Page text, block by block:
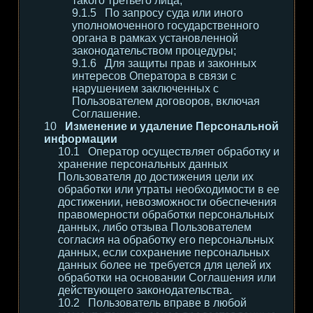
По запросу суда или иного
уполномоченного государственного
органа в рамках установленной
законодательством процедуры;
Для защиты прав и законных
интересов Оператора в связи с
нарушением заключенных с
Пользователем договоров, включая
Соглашение.
Изменение и удаление Персональной
информации
Оператор осуществляет обработку и
хранение персональных данных
Пользователя до достижения цели их
обработки или утраты необходимости в ее
достижении, невозможности обеспечения
правомерности обработки персональных
данных, либо отзыва Пользователем
согласия на обработку его персональных
данных, если сохранение персональных
данных более не требуется для целей их
обработки на основании Соглашения или
действующего законодательства.
Пользователь вправе в любой